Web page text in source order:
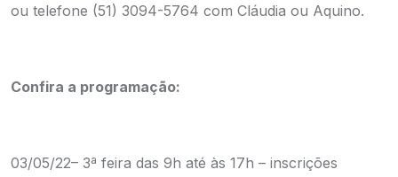
ou telefone (51) 3094-5764 com Cláudia ou Aquino.
Confira a programação:
03/05/22– 3ª feira das 9h até às 17h – inscrições